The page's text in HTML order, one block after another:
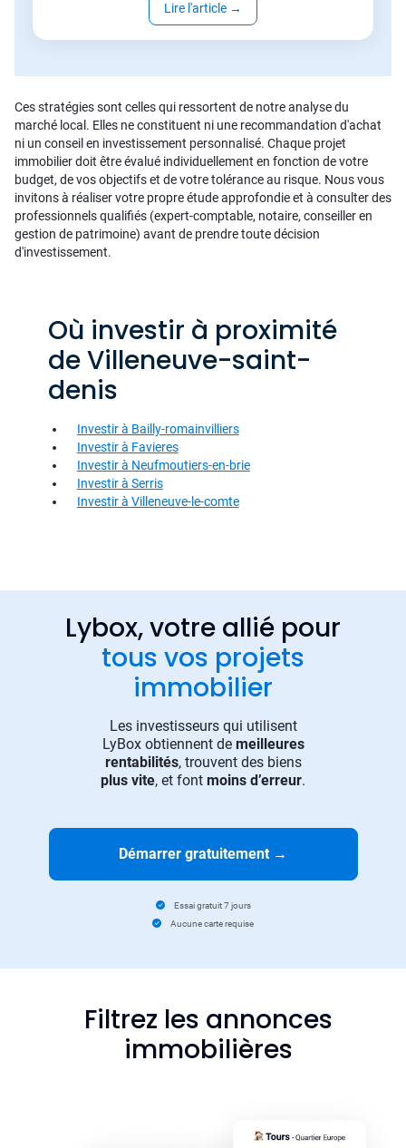
Lire l'article →
Ces stratégies sont celles qui ressortent de notre analyse du
marché local. Elles ne constituent ni une recommandation d'achat
ni un conseil en investissement personnalisé. Chaque projet
immobilier doit être évalué individuellement en fonction de votre
budget, de vos objectifs et de votre tolérance au risque. Nous vous
invitons à réaliser votre propre étude approfondie et à consulter des
professionnels qualifiés (expert-comptable, notaire, conseiller en
gestion de patrimoine) avant de prendre toute décision
d'investissement.
Où investir à proximité
de Villeneuve-saint-
denis
Investir à Bailly-romainvilliers
Investir à Favieres
Investir à Neufmoutiers-en-brie
Investir à Serris
Investir à Villeneuve-le-comte
Lybox, votre allié pour
tous vos projets
immobilier
Les investisseurs qui utilisent
LyBox obtiennent de meilleures
rentabilités, trouvent des biens
plus vite, et font moins d’erreur.
Démarrer gratuitement →
Essai gratuit 7 jours
Aucune carte requise
Filtrez les annonces
immobilières